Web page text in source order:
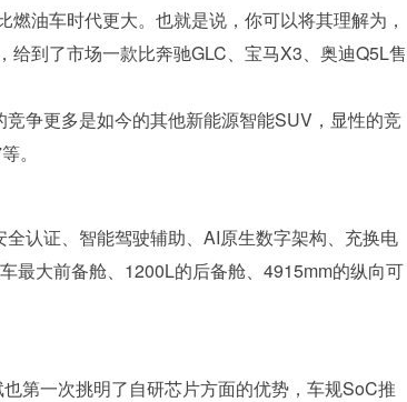
油车时代更大。也就是说，你可以将其理解为，
到了市场一款比奔驰GLC、宝马X3、奥迪Q5L售
争更多是如今的其他新能源智能SUV，显性的竞
。
认证、智能驾驶辅助、AI原生数字架构、充换电
最大前备舱、1200L的后备舱、4915mm的纵向可
第一次挑明了自研芯片方面的优势，车规SoC推